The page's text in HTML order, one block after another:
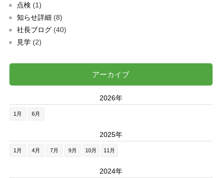
点検 (1)
知らせ詳細 (8)
社長ブログ(40)
見学(2)
アーカイブ
2026年
1月 6月
2025年
1月 4月 7月 9月 10月 11月
2024年